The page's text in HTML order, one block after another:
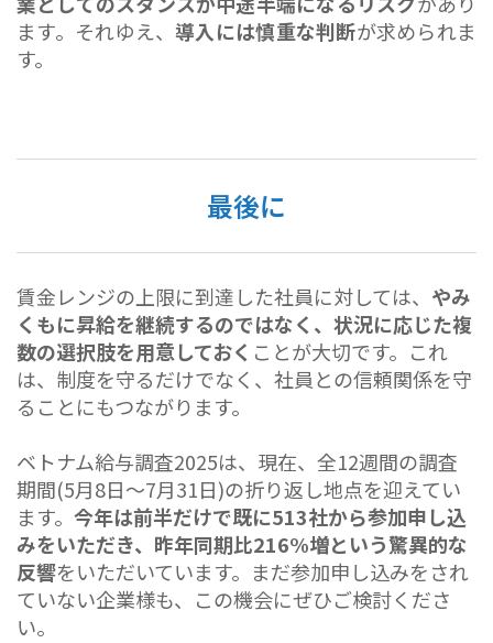
ます。それゆえ、導入には慎重な判断が求められま
す。
最後に
賃金レンジの上限に到達した社員に対しては、 やみ
くもに昇給を継続するのではなく、状況に応じた複
数の選択肢を用意しておく ことが大切です。これ
は、制度を守るだけでなく、社員との信頼関係を守
ることにもつながります。
ベトナム給与調査2025は、現在、全12週間の調査
期間(5月8日～7月31日)の折り返し地点を迎えてい
ます。 今年は前半だけで既に513社から参加申し込
みをいただき、昨年同期比216%増という驚異的な
反響をいただいています。まだ参加申し込みをされ
ていない企業様も、この機会にぜひご検討くださ
い。